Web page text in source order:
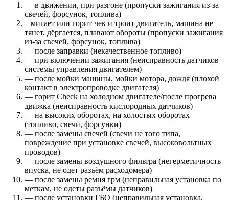
— в движении, при разгоне (пропуски зажигания из-за
свечей, форсунок, топлива)
– мигает или горит чек и троит двигатель, машина не
тянет, дёргается, плавают обороты (пропуски зажигания
из-за свечей, форсунок, топлива)
— после заправки (некачественное топливо)
— при включении зажигания (неисправность датчиков
системы управления двигателем)
— после мойки машины, мойки мотора, дождя (плохой
контакт в электропроводке двигателя)
— горит Check на холодном двигателе/после прогрева
движка (неисправность кислородных датчиков)
— на высоких оборотах, на холостых оборотах
(топливо, свечи, форсунки)
— после замены свечей (свечи не того типа,
повреждение при установке свечей, высоковольтных
проводов)
— после замены воздушного фильтра (негерметичность
впуска, не одет разъём расходомера)
— после замены ремня грм (неправильная установка по
меткам, не одеты разъёмы датчиков)
— после установки ГБО (неправильная установка,